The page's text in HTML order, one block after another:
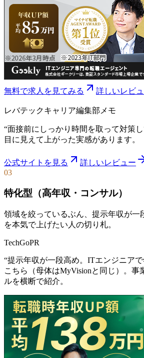
無料で求人を見てみる 詳しいレビ
レバテックキャリア編集部メモ
“面接前にしっかり時間を取って対策
目に見えて上がった実感があります。
公式サイトを見る
詳しいレビュー
03
特化型（高年収・コンサル）
領域を絞っているぶん、提示年収が一
を本気で上げたい人の切り札。
TechGoPR
“提示年収が一段高め。ITエンジニア
こちら（母体はMyVisionと同じ）。事
ルを横断で紹介。